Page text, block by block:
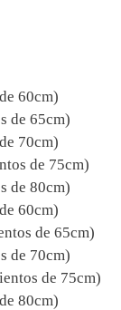
60cm)
de 65cm)
70cm)
de 75cm)
de 80cm)
60cm)
de 65cm)
de 70cm)
de 75cm)
80cm)